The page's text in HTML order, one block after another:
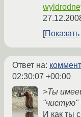
Показать
Ответ на:
02:30:07 +00:00
>Ты
"чистую"
И как ты